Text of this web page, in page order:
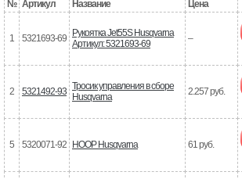
№ Артикул Название Цена
1 5321693-69 Рукоятка Jet55S Husqvarna
Артикул: 5321693-69
–
2 5321492-93 Тросик управления в сборе
Husqvarna
2.257 руб.
5 5320071-92 HOOP Husqvarna
61 руб.